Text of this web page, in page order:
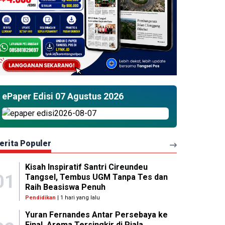
ePaper Edisi 07 Agustus 2026
Populer
Kisah Inspiratif Santri Cireundeu
Tangsel, Tembus UGM Tanpa Tes dan
Raih Beasiswa Penuh
Pendidikan | 1 hari yang lalu
Yuran Fernandes Antar Persebaya ke